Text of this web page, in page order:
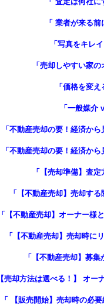
「 業者が来る前
「写真をキレ
「売却しやすい家
「価格を変え
「一般媒介
「不動産売却の要！経済か
「不動産売却の要！経済か
「 【売却準備】査
「【不動産売却】売却す
「【不動産売却】オーナー様
「【不動産売却】売却時に
「【不動産売却】募集
売却方法は選べる！】 オー
「 【販売開始】売却時の必